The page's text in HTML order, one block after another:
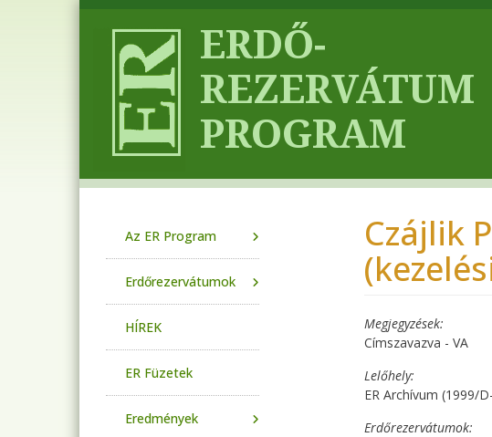
Czájlik
Megjegyzések
Címszavazva - VA
Lelőhely
ER Archívum (1999/
Erdőrezervátumok
Az ER Program
Erdőrezervátumok
HÍREK
ER Füzetek
Eredmények